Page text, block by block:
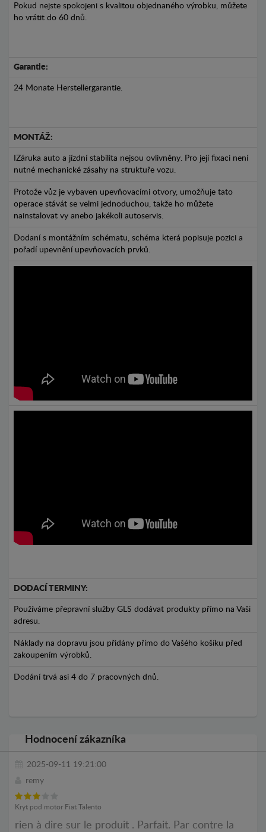
Pokud nejste spokojeni s kvalitou objednaného výrobku, můžete
ho vrátit do 60 dnů.
Garantie:
24 Monate Herstellergarantie.
MONTÁŽ:
IZáruka auto a jízdní stabilita nejsou ovlivněny. Pro její fixaci není
nutné mechanické zásahy na struktuře vozu.
Protože vůz je vybaven upevňovacími otvory, umožňuje tato
operace stávát se velmi jednoduchou, takže ho můžete
nainstalovat vy anebo jakékoli autoservis.
Dodaní s montážním schématu, schéma která popisuje pozici a
pořadí upevnění upevňovacích prvků.
DODACÍ TERMINY:
Používáme přepravní služby GLS dodávat produkty přímo na Vaši
adresu.
Náklady na dopravu jsou přidány přímo do Vašého košíku před
zakoupením výrobků.
Dodání trvá asi 4 do 7 pracovných dnů.
Hodnocení zákazníka
2025-09-11 19:21:00
remy
Kryt pod motor Fiat Talento
rien à dire sur le produit . Parfait. Par contre la